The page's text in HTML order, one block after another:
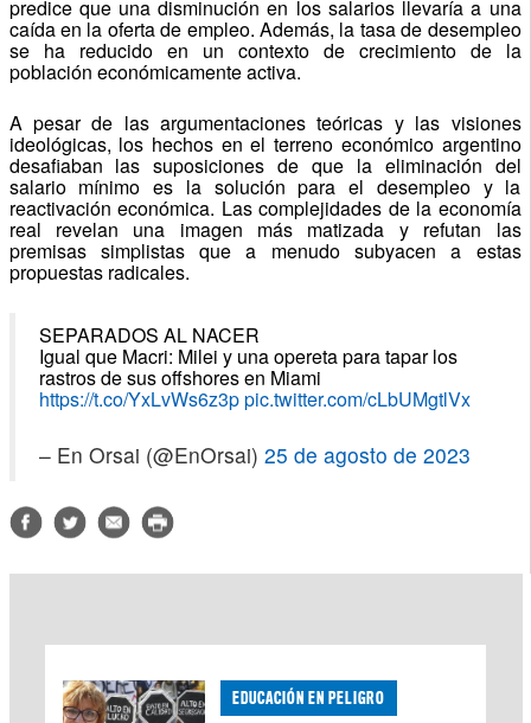
predice que una disminución en los salarios llevaría a una
caída en la oferta de empleo. Además, la tasa de desempleo
se ha reducido en un contexto de crecimiento de la
población económicamente activa.
A pesar de las argumentaciones teóricas y las visiones
ideológicas, los hechos en el terreno económico argentino
desafiaban las suposiciones de que la eliminación del
salario mínimo es la solución para el desempleo y la
reactivación económica. Las complejidades de la economía
real revelan una imagen más matizada y refutan las
premisas simplistas que a menudo subyacen a estas
propuestas radicales.
SEPARADOS AL NACER
Igual que Macri: Milei y una opereta para tapar los
rastros de sus offshores en Miami
https://t.co/YxLvWs6z3ppic.twitter.com/cLbUMgtlVx
– En Orsai (@EnOrsai) 25 de agosto de 2023
EDUCACIÓN EN PELIGRO